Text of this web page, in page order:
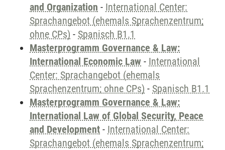
and Organization - International Center:
Sprachangebot (ehemals Sprachenzentrum;
ohne CPs) - Spanisch B1.1
Masterprogramm Governance & Law:
International Economic Law - International
Center: Sprachangebot (ehemals
Sprachenzentrum; ohne CPs) - Spanisch B1.1
Masterprogramm Governance & Law:
International Law of Global Security, Peace
and Development - International Center:
Sprachangebot (ehemals Sprachenzentrum;